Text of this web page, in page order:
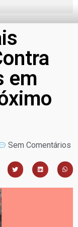
em
Sem Comentários